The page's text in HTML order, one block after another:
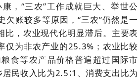
，“三农”工作成就巨大、举世公
账较多等原因，“三农”仍然是一
，农业现代化明显滞后。主要表
仅为非农产业的25.3%；农业比较
食等农产品价格普遍超过国际市
民收入比为2.5∶1、消费支出比为